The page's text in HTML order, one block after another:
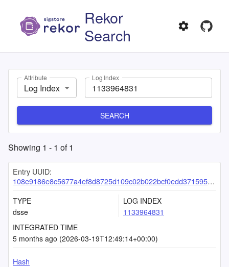
Rekor
Search
Attribute
Log Index
Log Index
SEARCH
Showing 1 - 1 of1
Entry UUID:
108e9186e8c5677a4ef8d8725d109c02b022bcf0edd3715951639297a0db7f4f7046621fa13c50a7
TYPE
dsse
LOG INDEX
1133964831
INTEGRATED TIME
5 months ago (2026-03-19T12:49:14+00:00)
Hash